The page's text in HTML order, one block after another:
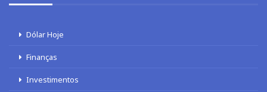
Dólar Hoje
Finanças
Investimentos